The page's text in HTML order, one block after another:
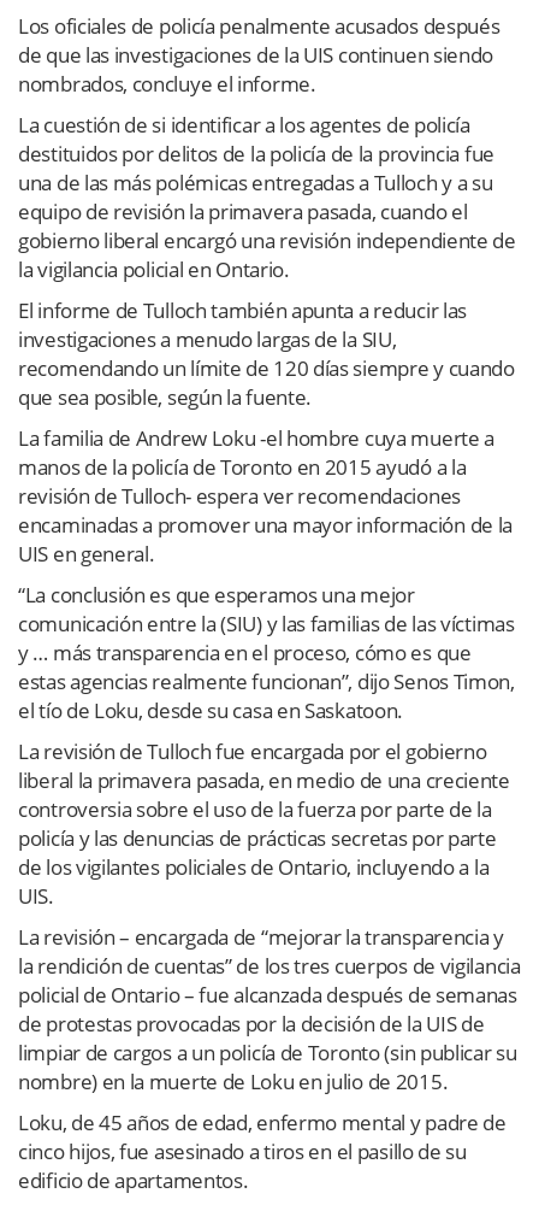
Los oficiales de policía penalmente acusados después
de que las investigaciones de la UIS continuen siendo
nombrados, concluye el informe.
La cuestión de si identificar a los agentes de policía
destituidos por delitos de la policía de la provincia fue
una de las más polémicas entregadas a Tulloch y a su
equipo de revisión la primavera pasada, cuando el
gobierno liberal encargó una revisión independiente de
la vigilancia policial en Ontario.
El informe de Tulloch también apunta a reducir las
investigaciones a menudo largas de la SIU,
recomendando un límite de 120 días siempre y cuando
que sea posible, según la fuente.
La familia de Andrew Loku -el hombre cuya muerte a
manos de la policía de Toronto en 2015 ayudó a la
revisión de Tulloch- espera ver recomendaciones
encaminadas a promover una mayor información de la
UIS en general.
“La conclusión es que esperamos una mejor
comunicación entre la (SIU) y las familias de las víctimas
y … más transparencia en el proceso, cómo es que
estas agencias realmente funcionan”, dijo Senos Timon,
el tío de Loku, desde su casa en Saskatoon.
La revisión de Tulloch fue encargada por el gobierno
liberal la primavera pasada, en medio de una creciente
controversia sobre el uso de la fuerza por parte de la
policía y las denuncias de prácticas secretas por parte
de los vigilantes policiales de Ontario, incluyendo a la
UIS.
La revisión – encargada de “mejorar la transparencia y
la rendición de cuentas” de los tres cuerpos de vigilancia
policial de Ontario – fue alcanzada después de semanas
de protestas provocadas por la decisión de la UIS de
limpiar de cargos a un policía de Toronto (sin publicar su
nombre) en la muerte de Loku en julio de 2015.
Loku, de 45 años de edad, enfermo mental y padre de
cinco hijos, fue asesinado a tiros en el pasillo de su
edificio de apartamentos.